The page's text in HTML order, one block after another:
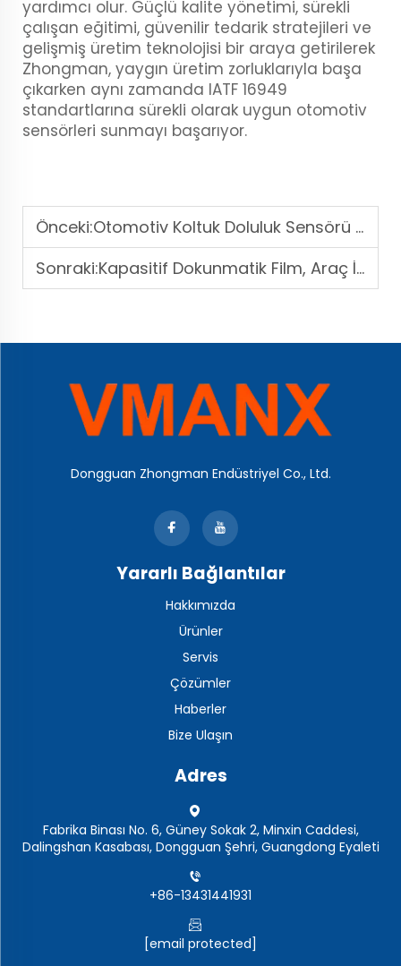
yardımcı olur. Güçlü kalite yönetimi, sürekli
çalışan eğitimi, güvenilir tedarik stratejileri ve
gelişmiş üretim teknolojisi bir araya getirilerek
Zhongman, yaygın üretim zorluklarıyla başa
çıkarken aynı zamanda IATF 16949
standartlarına sürekli olarak uygun otomotiv
sensörleri sunmayı başarıyor.
Önceki:Otomotiv Koltuk Doluluk Sensörü (SBR/ODS): Tam Teknoloji Rehberi
Sonraki:Kapasitif Dokunmatik Film, Araç İçindeki HMI Deneyimlerini Nasıl Yeniden Tanımlıyor?
Dongguan Zhongman Endüstriyel Co., Ltd.
Yararlı Bağlantılar
Hakkımızda
Ürünler
Servis
Çözümler
Haberler
Bize Ulaşın
Adres
Fabrika Binası No. 6, Güney Sokak 2, Minxin Caddesi,
Dalingshan Kasabası, Dongguan Şehri, Guangdong Eyaleti
+86-13431441931
[email protected]